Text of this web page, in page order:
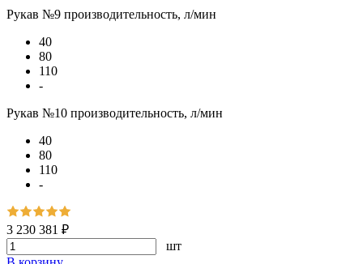
Рукав №9 производительность, л/мин
40
80
110
-
Рукав №10 производительность, л/мин
40
80
110
-
3 230 381 ₽
шт